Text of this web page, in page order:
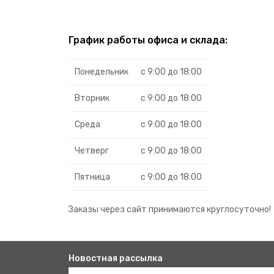
График работы офиса и склада:
Понедельник с 9:00 до 18:00
Вторник с 9:00 до 18:00
Среда с 9:00 до 18:00
Четверг с 9:00 до 18:00
Пятница с 9:00 до 18:00
Заказы через сайт принимаются круглосуточно!
Новостная рассылка